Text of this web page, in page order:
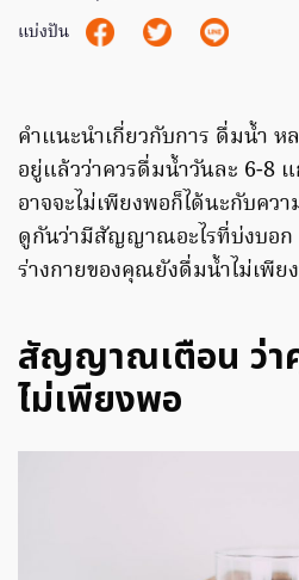
แบ่งปัน
คำแนะนำเกี่ยวกับการ ดื่มน้ำ
อยู่แล้วว่าควรดื่มน้ำวันละ 6-8
อาจจะไม่เพียงพอก็ได้นะกับคว
ดูกันว่ามีสัญญาณอะไรที่บ่งบอก
ร่างกายของคุณยังดื่มน้ำไม่เพีย
สัญญาณเตือน ว่า
ไม่เพียงพอ